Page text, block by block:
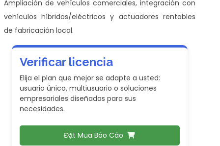
Ampliación de vehículos comerciales, integración con
vehículos híbridos/eléctricos y actuadores rentables
de fabricación local.
Verificar licencia
Elija el plan que mejor se adapte a usted:
usuario único, multiusuario o soluciones
empresariales diseñadas para sus
necesidades.
Đặt Mua Báo Cáo